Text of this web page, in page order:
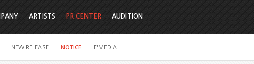
ARTISTS PR CENTER
NEW RELEASE NOTICE F'MEDIA
AUDITION